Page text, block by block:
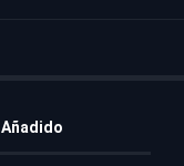
Añadido